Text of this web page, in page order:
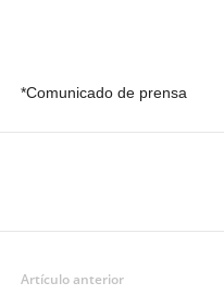
*Comunicado de prensa
Artículo anterior